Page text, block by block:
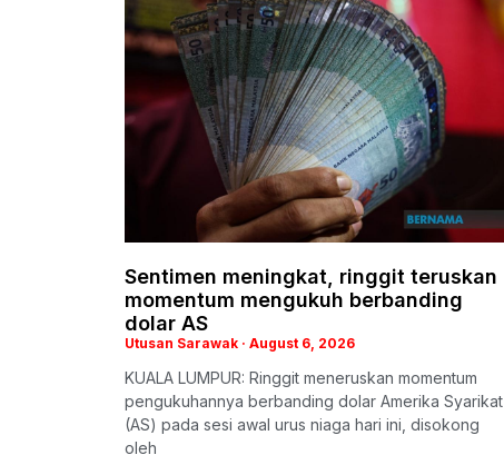
Sentimen meningkat, ringgit teruskan
momentum mengukuh berbanding
dolar AS
Utusan Sarawak August 6, 2026
KUALA LUMPUR: Ringgit meneruskan momentum
pengukuhannya berbanding dolar Amerika Syarikat
(AS) pada sesi awal urus niaga hari ini, disokong
oleh